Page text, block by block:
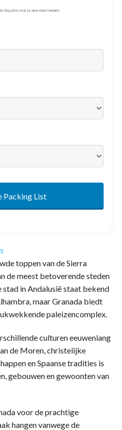
bepalen wat je mee moet nemen
Packing List
toppen van de Sierra
de meest betoverende steden
stad in Andalusië staat bekend
maar Granada biedt
paleizencomplex.
culturen eeuwenlang
de Moren, christelijke
en Spaanse tradities is
gebouwen en gewoonten van
voor de prachtige
hangen vanwege de